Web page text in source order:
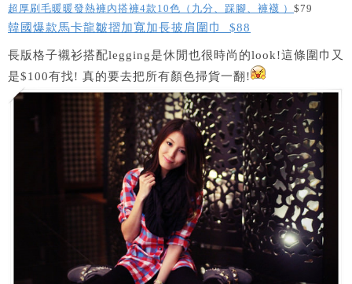
超厚刷毛暖暖發熱褲內搭褲4款10色（九分、踩腳、褲襪 ） $79
韓國爆款馬卡龍皺摺加寬加長披肩圍巾 $88
長版格子襯衫搭配legging是休閒也很時尚的look!這條圍巾又
是$100有找! 真的要去把所有顏色掃貨一翻!